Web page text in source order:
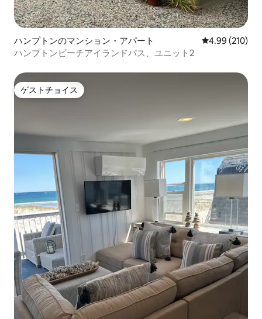
ハンプトンのマンション・アパート レビュー210
4.99 (210)
ハンプトンビーチアイランドパス、ユニット2
ゲストチョイス
ゲストチョイス